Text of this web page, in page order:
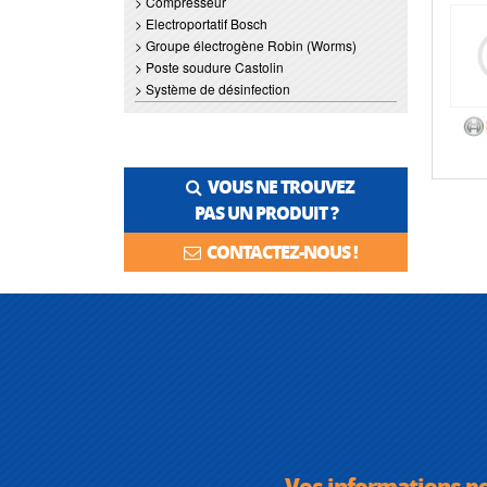
> Electroportatif Bosch
> Groupe électrogène Robin (Worms)
> Poste soudure Castolin
> Système de désinfection
VOUS NE TROUVEZ
PAS UN PRODUIT ?
CONTACTEZ-NOUS !